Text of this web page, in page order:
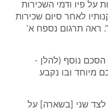
על פיו ודמי השכירות
לאחר סיום שכירות
ראה תרגום נספח א'
הסכם נוסף (להלן -
מיוחד ובו נקבע
לצד שני [בשארה] על